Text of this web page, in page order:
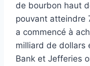
de bourbon haut
pouvant atteindre
a commencé à
milliard de dollars
Bank et Jefferies